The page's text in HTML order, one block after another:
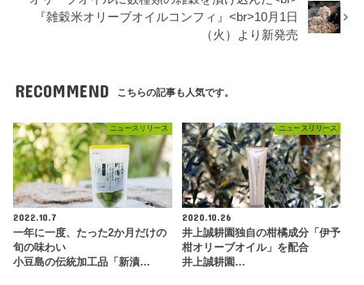
『雑穀米オリーブオイルコンフィ』<br>10月1日
（火）より新発売
RECOMMEND こちらの記事も人気です。
ニュースリリース
2022.10.7
一年に一度、たった2か月だけの
旬の味わい
小豆島の伝統加工品「新漬…
ニュースリリース
2020.10.26
井上誠耕園独自の柑橘成分「伊予
柑オリーブオイル」を配合
井上誠耕園…